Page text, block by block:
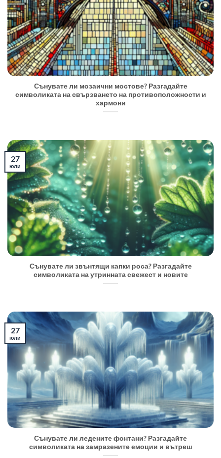
Сънувате ли мозаични мостове? Разгадайте
символиката на свързването на противоположности и
хармони
Сънувате ли звънтящи капки роса? Разгадайте
символиката на утринната свежест и новите
27
юли
Сънувате ли ледените фонтани? Разгадайте
символиката на замразените емоции и вътреш
27
юли